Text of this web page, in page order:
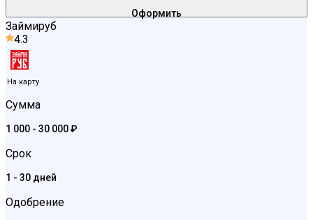
Оформить
Займируб
4.3
На карту
Сумма
1 000 - 30 000 ₽
Срок
1 - 30 дней
Одобрение